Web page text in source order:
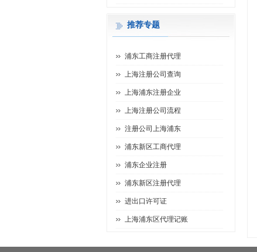
推荐专题
浦东工商注册代理
上海注册公司查询
上海浦东注册企业
上海注册公司流程
注册公司上海浦东
浦东新区工商代理
浦东企业注册
浦东新区注册代理
进出口许可证
上海浦东区代理记账